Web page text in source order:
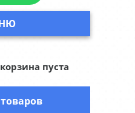
пуста